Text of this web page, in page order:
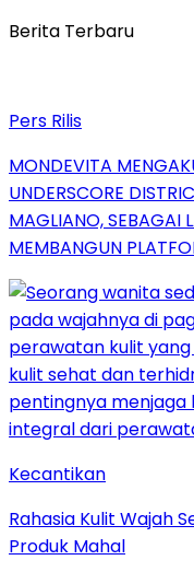
Berita Terbaru
Pers Rilis
MONDEVITA
UNDERSCORE
MAGLIANO, SEBAGAI
MEMBANGUN
Kecantikan
Rahasia Kulit Wajah
Produk Mahal